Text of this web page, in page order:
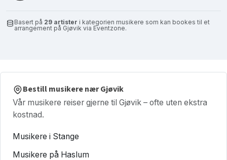
Basert på 29 artister i kategorien musikere som kan bookes til et
arrangement på Gjøvik via Eventzone.
Bestill musikere nær Gjøvik
Vår musikere reiser gjerne til Gjøvik – ofte uten ekstra
kostnad.
Musikere i Stange
Musikere på Haslum